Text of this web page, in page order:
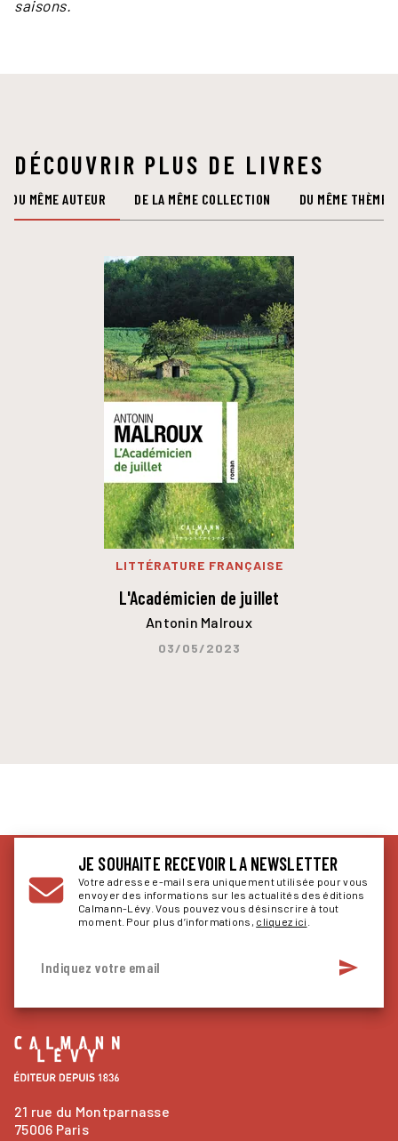
saisons.
DÉCOUVRIR PLUS DE LIVRES
DU MÊME AUTEUR DE LA MÊME COLLECTION DU MÊME THÈME
LITTÉRATURE FRANÇAISE
L'Académicien de juillet
Antonin Malroux
03/05/2023
JE SOUHAITE RECEVOIR LA NEWSLETTER
Votre adresse e-mail sera uniquement utilisée pour vous
envoyer des informations sur les actualités des éditions
Calmann-Lévy. Vous pouvez vous désinscrire à tout
moment. Pour plus d’informations, cliquez ici
Indiquez votre email send
21 rue du Montparnasse
75006 Paris